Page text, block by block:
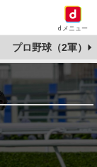
dメニュー
プロ野球（2軍）